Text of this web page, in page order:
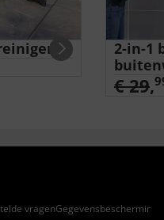
2-in-1
€ 29,
vragenGegevensbescherming